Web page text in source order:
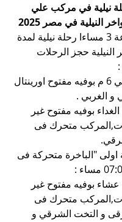
- رحلة نيلية في مركب علي
رحلة غداء الساعة 3 مساءا رحلة نيلية لمدة
النيلية حجز الرحلات
:
الغداء من 3 م الي 6 م بوفيه مفتوح اورينتال
و الغربي .
بوفيه مفتوح غير
متحرك فى
اولى "الباخرة متحركة فى
بوفيه مفتوح غير
متحرك فى
و التخت الشرقي و